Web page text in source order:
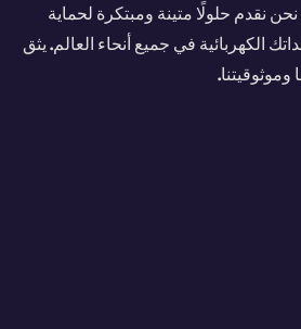
10 سنوات. نحن نقدم حلولًا متينة ومبتكرة لحماية
الكهربائية في جميع أنحاء العالم. يثق
وموثوقيتنا.